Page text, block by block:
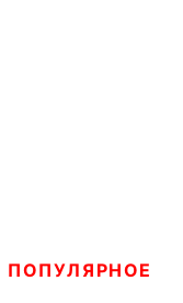
ПОПУЛЯРНОЕ